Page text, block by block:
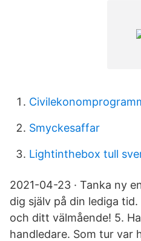
Smyckesaffar
Lightinthebox tull
2021-04-23 · Tanka ny
dig själv på din lediga
och ditt välmående! 5.
handledare. Som tur var